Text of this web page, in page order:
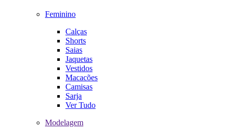
Feminino
Calças
Shorts
Saias
Jaquetas
Vestidos
Macacões
Camisas
Sarja
Ver Tudo
Modelagem